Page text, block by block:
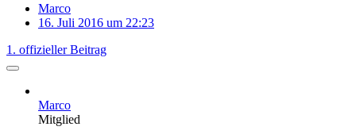
Marco
16. Juli 2016 um 22:23
1. offizieller Beitrag
Marco
Mitglied